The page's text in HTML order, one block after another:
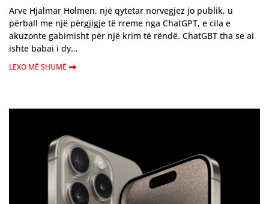
Arve Hjalmar Holmen, një qytetar norvegjez jo publik, u
përball me një përgjigje të rreme nga ChatGPT, e cila e
akuzonte gabimisht për një krim të rëndë. ChatGBT tha se ai
ishte babai i dy…
LEXO MË SHUMË